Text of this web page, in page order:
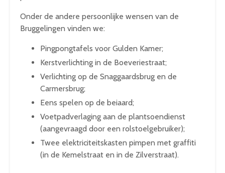
Onder de andere persoonlijke wensen van de
Bruggelingen vinden we:
Pingpongtafels voor Gulden Kamer;
Kerstverlichting in de Boeveriestraat;
Verlichting op de Snaggaardsbrug en de
Carmersbrug;
Eens spelen op de beiaard;
Voetpadverlaging aan de plantsoendienst
(aangevraagd door een rolstoelgebruiker);
Twee elektriciteitskasten pimpen met graffiti
(in de Kemelstraat en in de Zilverstraat).